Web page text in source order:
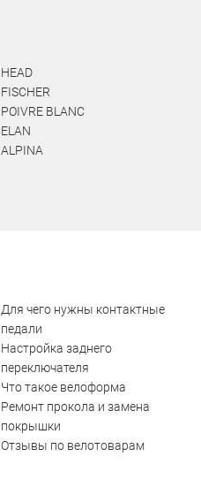
HEAD
FISCHER
POIVRE BLANC
ELAN
ALPINA
Для чего нужны контактные
педали
Настройка заднего
переключателя
Что такое велоформа
Ремонт прокола и замена
покрышки
Отзывы по велотоварам